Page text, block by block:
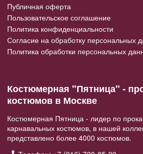
Публичная оферта
Пользовательское соглашение
Политика конфиденциальности
Согласие на обработку персональных
Политика обработки персональных
Костюмерная "Пятница" -
костюмов в Москве
Костюмерная Пятница - лидер по
карнавальных костюмов, в нашей
представлено более 4000 костюмов.